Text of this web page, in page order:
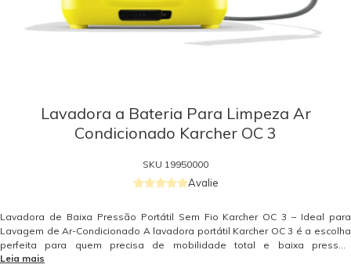
Lavadora a Bateria Para Limpeza Ar
Condicionado Karcher OC 3
SKU 19950000
Avalie
Lavadora de Baixa Pressão Portátil Sem Fio Karcher OC 3 – Ideal para
Lavagem de Ar-Condicionado A lavadora portátil Karcher OC 3 é a escolha
perfeita para quem precisa de mobilidade total e baixa pressão
controlada, especialmente em aplicações como a limpeza de aparelhos
Leia mais